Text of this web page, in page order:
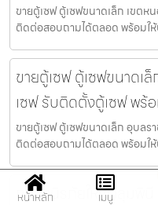
ขายตู้เซฟ ตู้เซฟขนาดเล็ก เขต
ติดต่อสอบถามได้ตลอด พร้อมให้
ขายตู้เซฟ ตู้เซฟขนาดเ
เซฟ รับติดตั้งตู้เซฟ พร้
ขายตู้เซฟ ตู้เซฟขนาดเล็ก อุบล
ติดต่อสอบถามได้ตลอด พร้อมให้
กล่องนิรภัยให้เช่าลุมพิ
หน้าหลัก เมนู